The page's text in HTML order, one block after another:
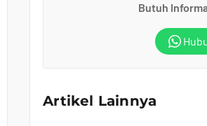
Butuh
Artikel Lainnya